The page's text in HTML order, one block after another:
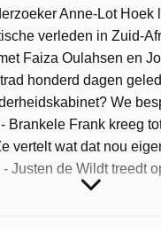
Anne-Lot Hoek
verleden in Zuid-
Faiza Oulahsen en
honderd dagen
We
Brankele Frank kreeg
vertelt wat dat nou
Justen de Wildt treedt